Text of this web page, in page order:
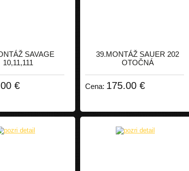
SAVAGE
10,11,111
€
39.MONTÁŽ SAUER 202
OTOČNÁ
Cena: 175.00 €